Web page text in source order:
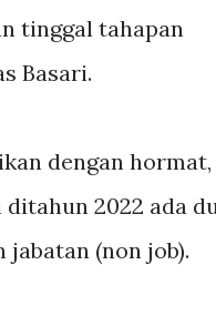
tinggal tahapan
Basari.
dengan hormat,
2022 ada
(non job).